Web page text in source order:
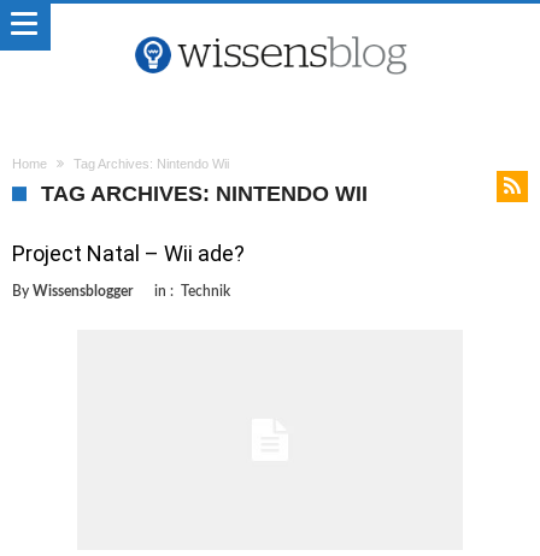
Home Tag Archives: Nintendo Wii
TAG ARCHIVES: NINTENDO WII
Project Natal – Wii ade?
By Wissensblogger in : Technik